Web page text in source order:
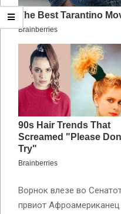
Ворнок влезе во
првиот